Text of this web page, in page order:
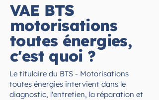
VAE BTS
motorisations
toutes énergies,
c'est quoi ?
Le titulaire du BTS - Motorisations
toutes énergies intervient dans le
diagnostic, l'entretien, la réparation et